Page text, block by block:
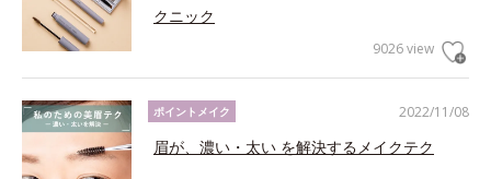
クニック
9026 view
2022/11/08
ポイントメイク
眉が、濃い・太い を解決するメイクテク